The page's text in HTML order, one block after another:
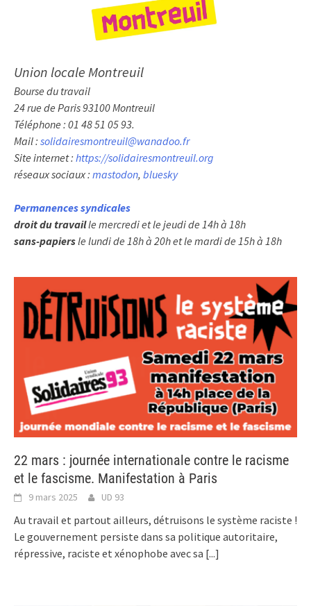
Union locale Montreuil
Bourse du travail
24 rue de Paris 93100 Montreuil
Téléphone : 01 48 51 05 93.
Mail : solidairesmontreuil@wanadoo.fr
Site internet : https://solidairesmontreuil.org
réseaux sociaux : mastodon, bluesky
Permanences syndicales
droit du travaille mercredi et le jeudi de 14h à 18h
sans-papiersle lundi de 18h à 20h et le mardi de 15h à 18h
22 mars : journée internationale contre le racisme
et le fascisme. Manifestation à Paris
9 mars 2025 UD 93
Au travail et partout ailleurs, détruisons le système raciste !
Le gouvernement persiste dans sa politique autoritaire,
répressive, raciste et xénophobe avec sa [...]